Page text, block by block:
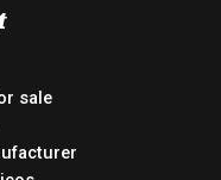
sale